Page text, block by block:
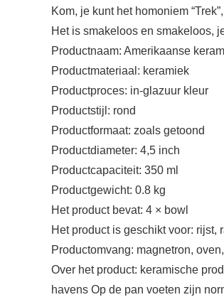
Kom, je kunt het homoniem
Het is smakeloos en smakeloos,
Productnaam: Amerikaanse
Productmateriaal: keramiek
Productproces: in-glazuur kleur
Productstijl: rond
Productformaat: zoals getoond
Productdiameter: 4,5 inch
Productcapaciteit: 350 ml
Productgewicht: 0.8 kg
Het product bevat: 4 × bowl
Het product is geschikt voor: rijst,
Productomvang: magnetron,
Over het product: keramische
havens Op de pan voeten zijn